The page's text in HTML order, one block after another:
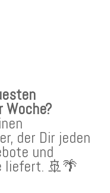
der Dir jeden
und
liefert. 🚢🌴